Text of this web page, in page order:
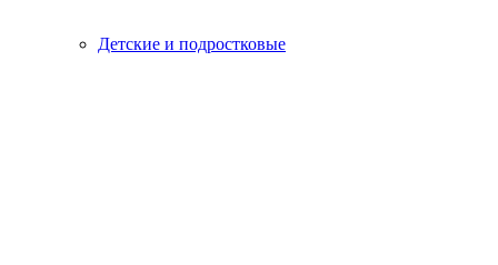
Детские и подростковые